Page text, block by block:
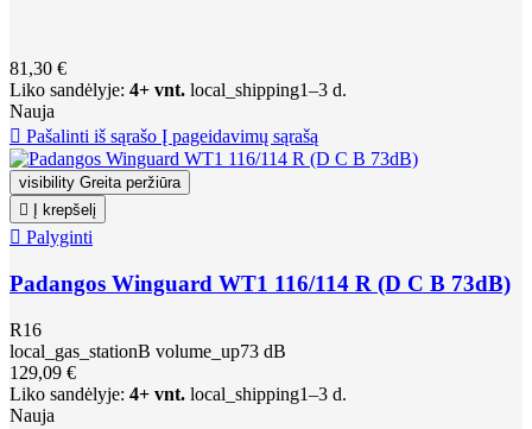
81,30 €
Liko sandėlyje: 4+ vnt. local_shipping1–3 d.
Nauja
 Pašalinti iš sąrašo Į pageidavimų sąrašą
visibility Greita peržiūra

Į krepšelį
 Palyginti
Padangos Winguard WT1 116/114 R (D C B 73dB)
R16
local_gas_stationB volume_up73 dB
129,09 €
Liko sandėlyje: 4+ vnt. local_shipping1–3 d.
Nauja